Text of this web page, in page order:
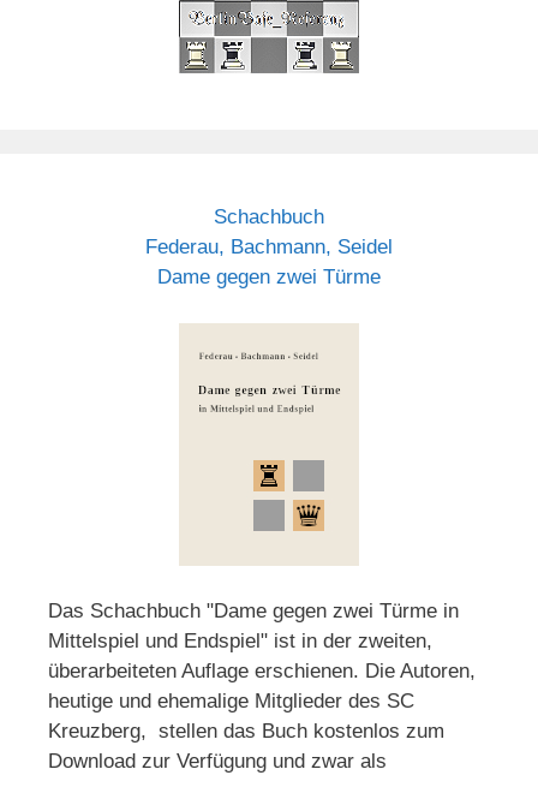
Schachbuch
Federau, Bachmann, Seidel
Dame gegen zwei Türme
Das Schachbuch "Dame gegen zwei Türme in
Mittelspiel und Endspiel" ist in der zweiten,
überarbeiteten Auflage erschienen. Die Autoren,
heutige und ehemalige Mitglieder des SC
Kreuzberg, stellen das Buch kostenlos zum
Download zur Verfügung und zwar als